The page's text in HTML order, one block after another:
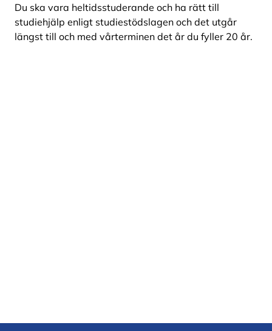
Du ska vara heltidsstuderande och ha rätt till
studiehjälp enligt studiestödslagen och det utgår
längst till och med vårterminen det år du fyller 20 år.